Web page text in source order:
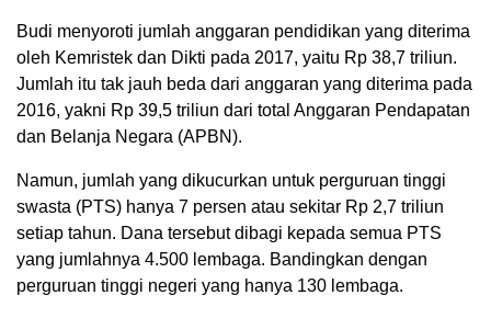
Budi menyoroti jumlah anggaran pendidikan yang diterima
oleh Kemristek dan Dikti pada 2017, yaitu Rp 38,7 triliun.
Jumlah itu tak jauh beda dari anggaran yang diterima pada
2016, yakni Rp 39,5 triliun dari total Anggaran Pendapatan
dan Belanja Negara (APBN).
Namun, jumlah yang dikucurkan untuk perguruan tinggi
swasta (PTS) hanya 7 persen atau sekitar Rp 2,7 triliun
setiap tahun. Dana tersebut dibagi kepada semua PTS
yang jumlahnya 4.500 lembaga. Bandingkan dengan
perguruan tinggi negeri yang hanya 130 lembaga.